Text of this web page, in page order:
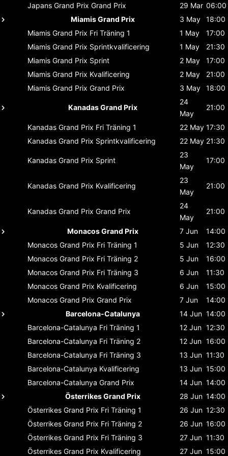
Japans Grand Prix Grand Prix 29 Mar 06:00
Miamis Grand Prix
3 May
18:00
Miamis Grand Prix Fri Träning 1 1 May
17:00
Miamis Grand Prix Sprintkvalificering 1 May
21:30
Miamis Grand Prix Sprint 2 May
17:00
Miamis Grand Prix Kvalificering 2 May
21:00
Miamis Grand Prix Grand Prix 3 May 18:00
Kanadas Grand Prix
24
May
21:00
Kanadas Grand Prix Fri Träning 1 22 May 17:30
Kanadas Grand Prix Sprintkvalificering 22 May 21:30
Kanadas Grand Prix Sprint
23
May
17:00
Kanadas Grand Prix Kvalificering
23
May
21:00
Kanadas Grand Prix Grand Prix
24
May
21:00
Monacos Grand Prix 7 Jun
14:00
Monacos Grand Prix Fri Träning 1 5 Jun
12:30
Monacos Grand Prix Fri Träning 2 5 Jun
16:00
Monacos Grand Prix Fri Träning 3 6 Jun
11:30
Monacos Grand Prix Kvalificering 6 Jun
15:00
Monacos Grand Prix Grand Prix 7 Jun
14:00
Barcelona-Catalunya
14 Jun 14:00
Barcelona-Catalunya Fri Träning 1 12 Jun 12:30
Barcelona-Catalunya Fri Träning 2 12 Jun 16:00
Barcelona-Catalunya Fri Träning 3 13 Jun 11:30
Barcelona-Catalunya Kvalificering 13 Jun 15:00
Barcelona-Catalunya Grand Prix 14 Jun 14:00
Österrikes Grand Prix
28 Jun 14:00
Österrikes Grand Prix Fri Träning 1 26 Jun 12:30
Österrikes Grand Prix Fri Träning 2 26 Jun 16:00
Österrikes Grand Prix Fri Träning 3 27 Jun 11:30
Österrikes Grand Prix Kvalificering 27 Jun 15:00